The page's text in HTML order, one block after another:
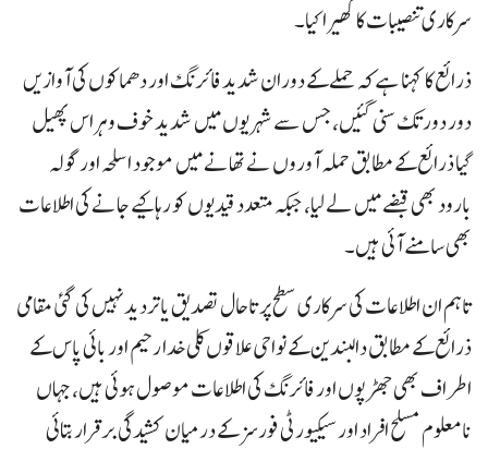
سرکاری تنصیبات کا گھیرا کیا۔
ذرائع کا کہنا ہے کہ حملے کے دوران شدید فائرنگ اور دھماکوں کی آوازیں
دور دور تک سنی گئیں، جس سے شہریوں میں شدید خوف و ہراس پھیل
گیا ذرائع کے مطابق حملہ آوروں نے تھانے میں موجود اسلحہ اور گولہ
بارود بھی قبضے میں لے لیا، جبکہ متعدد قیدیوں کو رہا کیے جانے کی اطلاعات
بھی سامنے آئی ہیں۔
تاہم ان اطلاعات کی سرکاری سطح پر تاحال تصدیق یا تردید نہیں کی گئی مقامی
ذرائع کے مطابق دالبندین کے نواحی علاقوں کلی خدا رحیم اور بائی پاس کے
اطراف بھی جھڑپوں اور فائرنگ کی اطلاعات موصول ہوئی ہیں، جہاں
نامعلوم مسلح افراد اور سیکیورٹی فورسز کے درمیان کشیدگی برقرار بتائی